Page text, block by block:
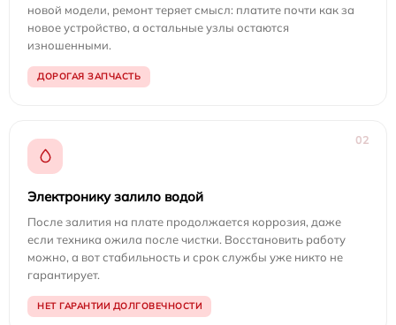
новой модели, ремонт теряет смысл: платите почти как за
новое устройство, а остальные узлы остаются
изношенными.
ДОРОГАЯ ЗАПЧАСТЬ
02
Электронику залило водой
После залития на плате продолжается коррозия, даже
если техника ожила после чистки. Восстановить работу
можно, а вот стабильность и срок службы уже никто не
гарантирует.
НЕТ ГАРАНТИИ ДОЛГОВЕЧНОСТИ